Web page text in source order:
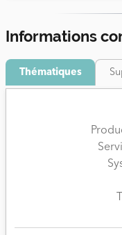
Informations
Thématiques